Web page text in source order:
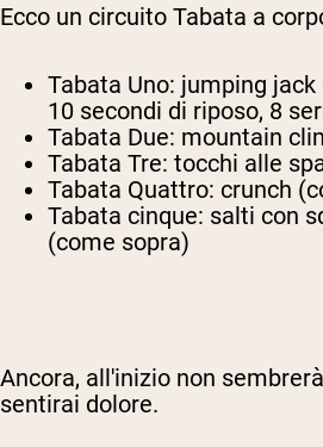
Ecco un circuito Tabata a
Tabata Uno: jumping
10 secondi di riposo, 8
Tabata Due: mountain
Tabata Tre: tocchi alle
Tabata Quattro: crunch
Tabata cinque: salti con
(come sopra)
Ancora, all'inizio non
sentirai dolore.